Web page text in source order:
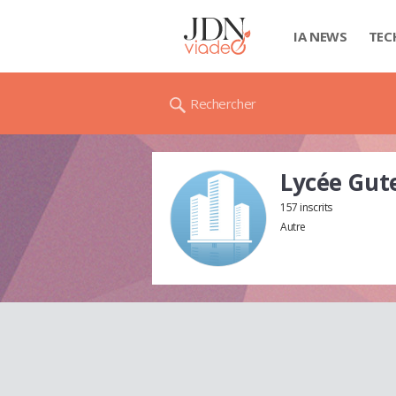
IA NEWS
Rechercher
Lycée
157 inscrits
Autre